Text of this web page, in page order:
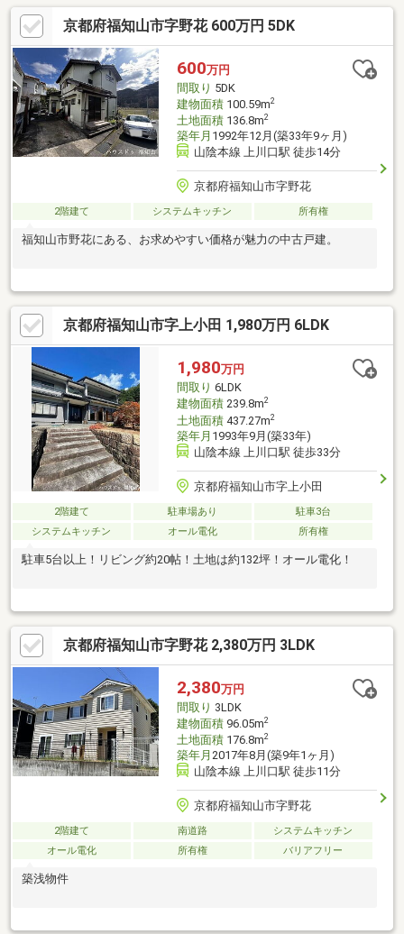
密着ナンバー１を目指しています！○家を買いたい・売りたい・
リフォームしたいお客様にたくさんの情報を迅速に提供いたしま
す！○物件情報・住宅ローンetc...どんな事でもお気軽にご相談く
ださい！○見るだけOK!聞くだけOK!ご相談は無料です！ご来店、
お問い合わせをお待ちしております♪
京都府福知山市字野花 600万円 5DK
600万円
間取り 5DK
建物面積100.59m2
土地面積136.8m2
築年月 1992年12月(築33年9ヶ月)
山陰本線 上川口駅 徒歩14分
京都府福知山市字野花
2階建て システムキッチン 所有権
福知山市野花にある、お求めやすい価格が魅力の中古戸建。
京都府福知山市字上小田 1,980万円 6LDK
1,980万円
間取り 6LDK
建物面積239.8m2
土地面積437.27m2
築年月 1993年9月(築33年)
山陰本線 上川口駅 徒歩33分
京都府福知山市字上小田
2階建て 駐車場あり
駐車3台
システムキッチン
オール電化 所有権
駐車5台以上！リビング約20帖！土地は約132坪！オール電化！
京都府福知山市字野花 2,380万円 3LDK
2,380万円
間取り 3LDK
建物面積96.05m2
土地面積176.8m2
築年月 2017年8月(築9年1ヶ月)
山陰本線 上川口駅 徒歩11分
京都府福知山市字野花
2階建て 南道路
システムキッチン
オール電化
所有権 バリアフリー
築浅物件